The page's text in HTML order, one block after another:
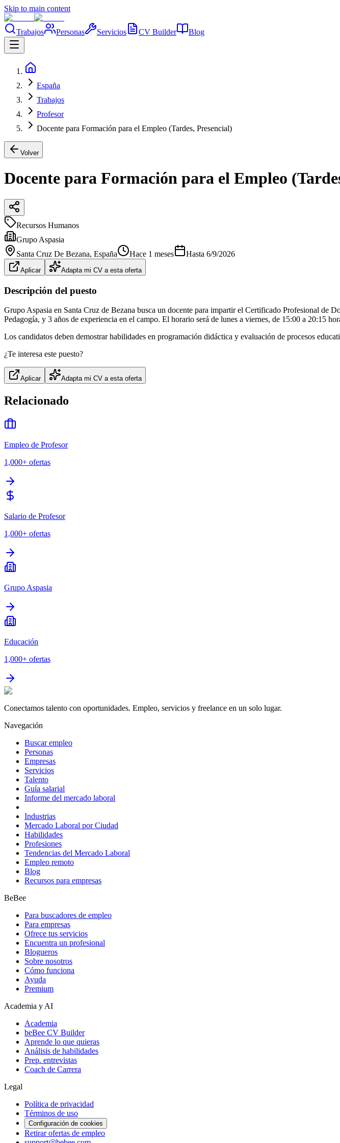
Skip to main content
Trabajos Personas Servicios CV Builder Blog
España
Trabajos
Profesor
Docente para Formación para el Empleo (Tardes, Presencial)
Volver
Docente para Formación para el Empleo
Recursos Humanos
Grupo Aspasia
Santa Cruz De Bezana, España Hace 1 meses Hasta 6/9/2026
Aplicar Adapta mi CV a esta oferta
Descripción del puesto
Grupo Aspasia en Santa Cruz de Bezana busca un docente para impartir el Certificado Profesional de
Pedagogía, y 3 años de experiencia en el campo. El horario será de lunes a viernes, de 15:00 a 20:15
Los candidatos deben demostrar habilidades en programación didáctica y evaluación de procesos
¿Te interesa este puesto?
Aplicar Adapta mi CV a esta oferta
Relacionado
Empleo de Profesor
1,000+ ofertas
Salario de Profesor
1,000+ ofertas
Grupo Aspasia
Educación
1,000+ ofertas
Conectamos talento con oportunidades. Empleo, servicios y freelance en un solo lugar.
Navegación
Buscar empleo
Personas
Empresas
Servicios
Talento
Guía salarial
Informe del mercado laboral
Industrias
Mercado Laboral por Ciudad
Habilidades
Profesiones
Tendencias del Mercado Laboral
Empleo remoto
Blog
Recursos para empresas
BeBee
Para buscadores de empleo
Para empresas
Ofrece tus servicios
Encuentra un profesional
Blogueros
Sobre nosotros
Cómo funciona
Ayuda
Premium
Academia y AI
Academia
beBee CV Builder
Aprende lo que quieras
Análisis de habilidades
Prep. entrevistas
Coach de Carrera
Legal
Política de privacidad
Términos de uso
Configuración de cookies
Retirar ofertas de empleo